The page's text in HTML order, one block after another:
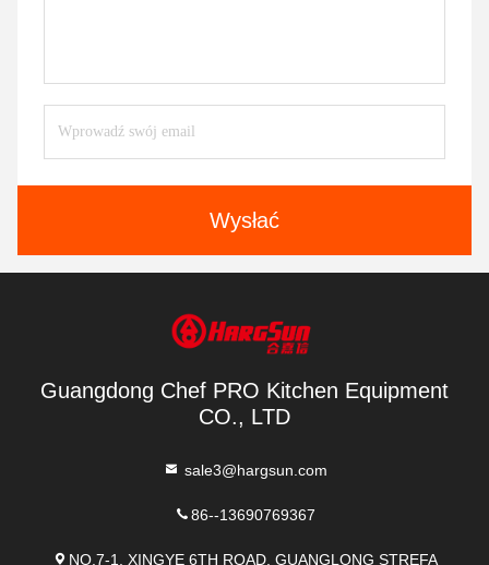
Wysłać
Guangdong Chef PRO Kitchen Equipment
CO., LTD
sale3@hargsun.com
86--13690769367
NO.7-1, XINGYE 6TH ROAD, GUANGLONG STREFA